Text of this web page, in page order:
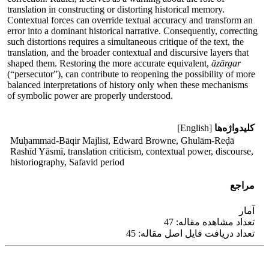
translation in constructing or distorting historical memory.
Contextual forces can override textual accuracy and transform an
error into a dominant historical narrative. Consequently, correcting
such distortions requires a simultaneous critique of the text, the
translation, and the broader contextual and discursive layers that
shaped them. Restoring the more accurate equivalent, āzārgar
(“persecutor”), can contribute to reopening the possibility of more
balanced interpretations of history only when these mechanisms
of symbolic power are properly understood.
کلیدواژه‌ها [English]
Muḥammad-Bāqir Majlisī, Edward Browne, Ghulām-Reḍā
Rashīd Yāsmī, translation criticism, contextual power, discourse,
historiography, Safavid period
مراجع
آمار
تعداد مشاهده مقاله: 47
تعداد دریافت فایل اصل مقاله: 45